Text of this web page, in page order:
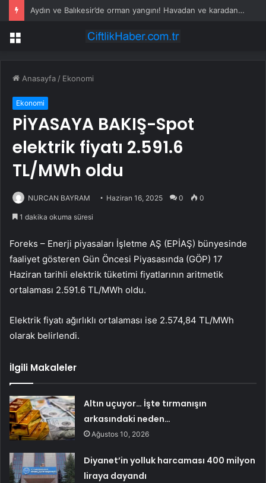
Aydın ve Balıkesir’de orman yangını! Havadan ve karadan müdahale devam ediyor
Menü
Anasayfa / Ekonomi
Ekonomi
PİYASAYA BAKIŞ-Spot
elektrik fiyatı 2.591.6
TL/MWh oldu
NURCAN BAYRAM Haziran 16, 2025 0 0
1 dakika okuma süresi
Foreks – Enerji piyasaları İşletme AŞ (EPİAŞ) bünyesinde
faaliyet gösteren Gün Öncesi Piyasasında (GÖP) 17
Haziran tarihli elektrik tüketimi fiyatlarının aritmetik
ortalaması 2.591.6 TL/MWh oldu.
Elektrik fiyatı ağırlıklı ortalaması ise 2.574,84 TL/MWh
olarak belirlendi.
İlgili Makaleler
Altın uçuyor… İşte tırmanışın
arkasındaki neden…
Ağustos 10, 2026
Diyanet’in yolluk harcaması 400 milyon
liraya dayandı